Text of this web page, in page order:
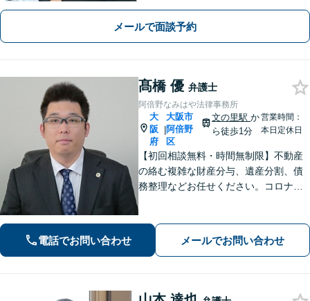
づくりを心がけます【借金・債務整
理】経済状況に応じて適切な解決策を
ご提案します
メールで面談予約
髙橋 優 弁護士
阿倍野なみはや法律事務所
大
阪
府
|
大阪市
阿倍野
区
文の里駅か
ら徒歩1分
営業時間：
本日定休日
【初回相談無料・時間無制限】不動産
の絡む複雑な財産分与、遺産分割、債
務整理などお任せください。コロナ禍
添い、皆さまが安心して暮らせるよ
う、全力でお守りします。
電話でお問い合わせ メールでお問い合わせ